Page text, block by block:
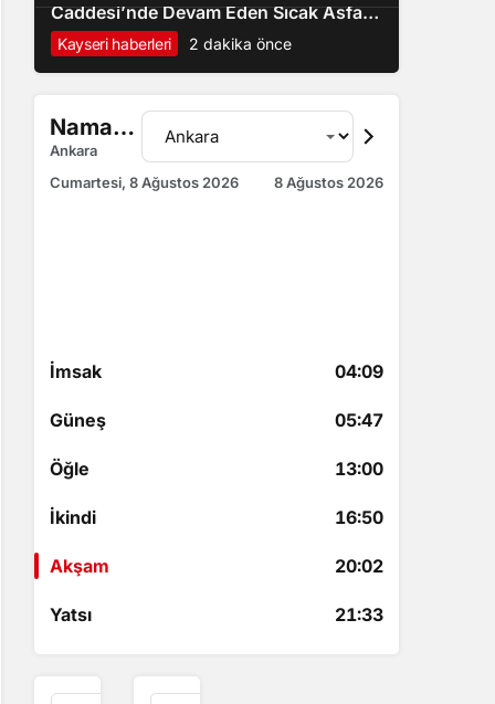
Caddesi’nde Devam Eden Sıcak Asfalt
Çalışmalarını İnceledi
Kayseri haberleri 2 dakika önce
Namaz Vakitleri
Ankara
Cumartesi, 8 Ağustos 2026
8 Ağustos 2026
İmsak 04:09
Güneş 05:47
Öğle 13:00
İkindi 16:50
Akşam 20:02
Yatsı 21:33